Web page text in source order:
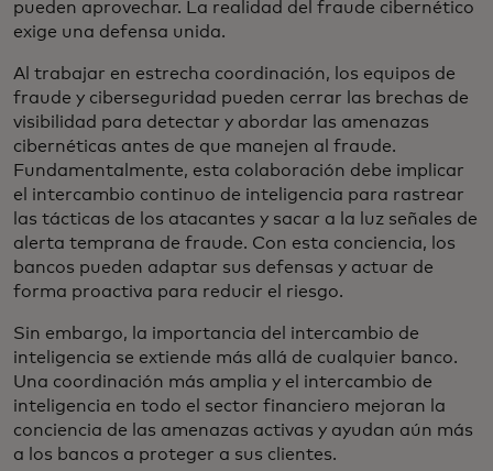
pueden aprovechar. La realidad del fraude cibernético
exige una defensa unida.
Al trabajar en estrecha coordinación, los equipos de
fraude y ciberseguridad pueden cerrar las brechas de
visibilidad para detectar y abordar las amenazas
cibernéticas antes de que manejen al fraude.
Fundamentalmente, esta colaboración debe implicar
el intercambio continuo de inteligencia para rastrear
las tácticas de los atacantes y sacar a la luz señales de
alerta temprana de fraude. Con esta conciencia, los
bancos pueden adaptar sus defensas y actuar de
forma proactiva para reducir el riesgo.
Sin embargo, la importancia del intercambio de
inteligencia se extiende más allá de cualquier banco.
Una coordinación más amplia y el intercambio de
inteligencia en todo el sector financiero mejoran la
conciencia de las amenazas activas y ayudan aún más
a los bancos a proteger a sus clientes.